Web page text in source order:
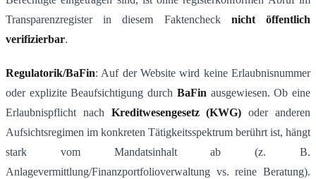
Transparenzregister in diesem Faktencheck nicht öffentlich
verifizierbar.
Regulatorik/BaFin: Auf der Website wird keine Erlaubnisnummer
oder explizite Beaufsichtigung durch BaFin ausgewiesen. Ob eine
Erlaubnispflicht nach Kreditwesengesetz (KWG) oder anderen
Aufsichtsregimen im konkreten Tätigkeitsspektrum berührt ist, hängt
stark vom Mandatsinhalt ab (z. B.
Anlagevermittlung/Finanzportfolioverwaltung vs. reine Beratung).